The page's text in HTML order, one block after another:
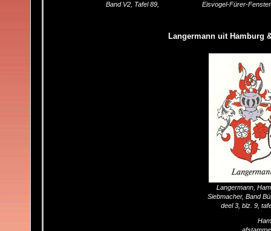
Langermann,
Siebmacher, Band
deel 3, blz. 9,
Band V2, Tafel 89,
Eisvogel-Fürer-
Langermann uit Hamburg
Langermann,
Siebmacher, Band
deel 3, blz. 9,